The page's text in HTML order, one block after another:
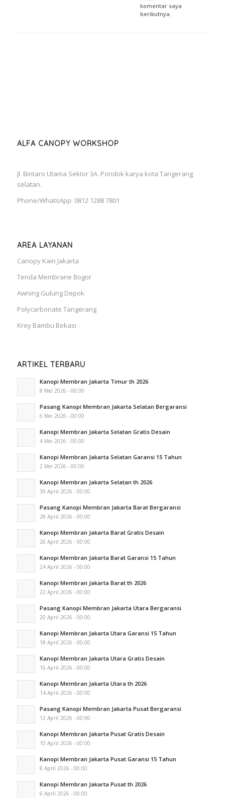
komentar saya
berikutnya.
ALFA CANOPY WORKSHOP
Jl. Bintaro Utama Sektor 3A. Pondok karya kota Tangerang
selatan.
Phone/WhatsApp: 0812 1288 7801
AREA LAYANAN
Canopy Kain Jakarta
Tenda Membrane Bogor
Awning Gulung Depok
Polycarbonate Tangerang
Krey Bambu Bekasi
ARTIKEL TERBARU
Kanopi Membran Jakarta Timur th 2026
8 Mei 2026 - 00:00
Pasang Kanopi Membran Jakarta Selatan Bergaransi
6 Mei 2026 - 00:00
Kanopi Membran Jakarta Selatan Gratis Desain
4 Mei 2026 - 00:00
Kanopi Membran Jakarta Selatan Garansi 15 Tahun
2 Mei 2026 - 00:00
Kanopi Membran Jakarta Selatan th 2026
30 April 2026 - 00:00
Pasang Kanopi Membran Jakarta Barat Bergaransi
28 April 2026 - 00:00
Kanopi Membran Jakarta Barat Gratis Desain
26 April 2026 - 00:00
Kanopi Membran Jakarta Barat Garansi 15 Tahun
24 April 2026 - 00:00
Kanopi Membran Jakarta Barat th 2026
22 April 2026 - 00:00
Pasang Kanopi Membran Jakarta Utara Bergaransi
20 April 2026 - 00:00
Kanopi Membran Jakarta Utara Garansi 15 Tahun
18 April 2026 - 00:00
Kanopi Membran Jakarta Utara Gratis Desain
16 April 2026 - 00:00
Kanopi Membran Jakarta Utara th 2026
14 April 2026 - 00:00
Pasang Kanopi Membran Jakarta Pusat Bergaransi
12 April 2026 - 00:00
Kanopi Membran Jakarta Pusat Gratis Desain
10 April 2026 - 00:00
Kanopi Membran Jakarta Pusat Garansi 15 Tahun
8 April 2026 - 00:00
Kanopi Membran Jakarta Pusat th 2026
6 April 2026 - 00:00